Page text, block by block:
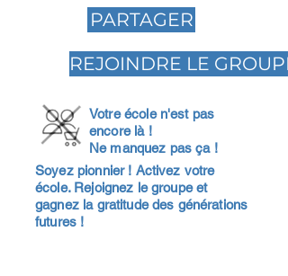
PARTAGER
REJOINDRE LE GROUPE
Votre école n'est pas
encore là !
Ne manquez pas ça !
Soyez pionnier ! Activez votre
école. Rejoignez le groupe et
gagnez la gratitude des générations
futures !